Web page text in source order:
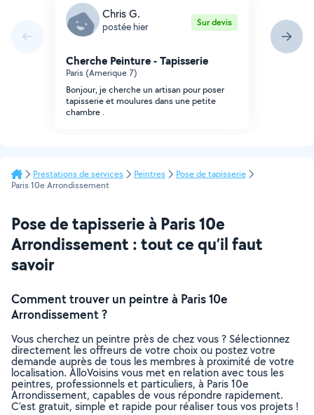
Chris G.
postée hier Sur devis
Cherche Peinture - Tapisserie
Paris (Amerique 7)
Bonjour, je cherche un artisan pour poser
tapisserie et moulures dans une petite
chambre .
Prestations de services Peintres
Pose de tapisserie
Paris 10e Arrondissement
Pose de tapisserie à Paris 10e
Arrondissement : tout ce qu’il faut
savoir
Comment trouver un peintre à Paris 10e
Arrondissement ?
Vous cherchez un peintre près de chez vous ? Sélectionnez
directement les offreurs de votre choix ou postez votre
demande auprès de tous les membres à proximité de votre
localisation. AlloVoisins vous met en relation avec tous les
peintres, professionnels et particuliers, à Paris 10e
Arrondissement, capables de vous répondre rapidement.
C’est gratuit, simple et rapide pour réaliser tous vos projets !